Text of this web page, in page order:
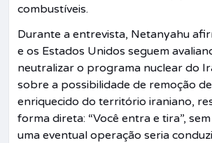
combustíveis.
Durante a entrevista, Netanyahu
e os Estados Unidos seguem
neutralizar o programa nuclear do
sobre a possibilidade de remoção
enriquecido do território iraniano,
forma direta: “Você entra e tira”,
uma eventual operação seria